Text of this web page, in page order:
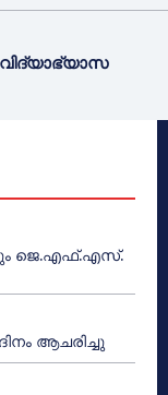
ജെ.എഫ്.എസ്.
ആചരിച്ചു